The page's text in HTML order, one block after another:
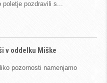
poletje pozdravili s
v oddelku Miške
pozornosti namenjamo